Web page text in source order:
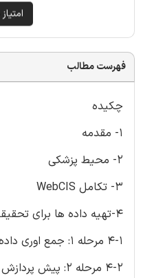
فهرست مطالب
چکیده
1- مقدمه
2- محیط پزشکی
3- تکامل WebCIS
4-تهیه داده ها برای تحقیقات بالینی
4-1 مرحله 1: جمع اوری داده ها
4-2 مرحله 2: پیش پردازش داده ها: